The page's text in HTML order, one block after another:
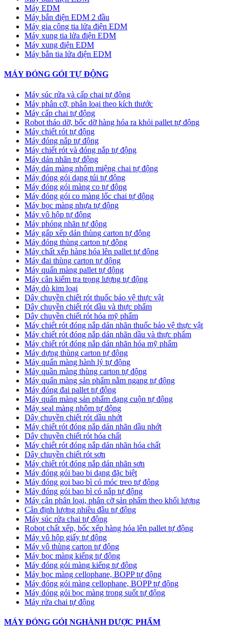
Máy EDM
Máy bắn điện EDM 2 đầu
Máy gia công tia lửa điện EDM
Máy xung tia lửa điện EDM
Máy xung điện EDM
Máy bắn tia lửa điện EDM
MÁY ĐÓNG GÓI TỰ ĐỘNG
Máy súc rửa và cấp chai tự động
Máy phân cỡ, phân loại theo kích thước
Máy cấp chai tự động
Robot tháo dỡ, bốc dỡ hàng hóa ra khỏi pallet tự động
Máy chiết rót tự động
Máy đóng nắp tự động
Máy chiết rót và đóng nắp tự động
Máy dán nhãn tự động
Máy dán màng nhôm miệng chai tự động
Máy đóng gói dạng túi tự động
Máy đóng gói màng co tự động
Máy đóng gói co màng lốc chai tự động
Máy bọc màng nhựa tự động
Máy vô hộp tự động
Máy phóng nhãn tự động
Máy gấp xếp dán thùng carton tự động
Máy đóng thùng carton tự động
Máy chất xếp hàng hóa lên pallet tự động
Máy đai thùng carton tự động
Máy quấn màng pallet tự động
Máy cân kiểm tra trọng lượng tự động
Máy dò kim loại
Dây chuyền chiết rót thuốc bảo vệ thực vật
Dây chuyền chiết rót dầu và thực phẩm
Dây chuyền chiết rót hóa mỹ phẩm
Máy chiết rót đóng nắp dán nhãn thuốc bảo vệ thực vật
Máy chiết rót đóng nắp dán nhãn dầu và thực phẩm
Máy chiết rót đóng nắp dán nhãn hóa mỹ phẩm
Máy dựng thùng carton tự động
Máy quấn màng hành lý tự động
Máy quần màng thùng carton tự động
Máy quấn màng sản phẩm nằm ngang tự động
Máy đóng đai pallet tự động
Máy quấn màng sản phẩm dạng cuộn tự động
Máy seal màng nhôm tự động
Dây chuyền chiết rót dầu nhớt
Máy chiết rót đóng nắp dán nhãn dầu nhớt
Dây chuyền chiết rót hóa chất
Máy chiết rót đóng nắp dán nhãn hóa chất
Dây chuyền chiết rót sơn
Máy chiết rót đóng nắp dán nhãn sơn
Máy đóng gói bao bi dạng đặc biệt
Máy đóng goi bao bì có móc treo tự động
Máy đóng gói bao bì có nắp tự động
Máy cân phân loại, phân cỡ sản phẩm theo khối lượng
Cân định lượng nhiều đầu tự động
Máy súc rửa chai tự động
Robot chất xếp, bốc xếp hàng hóa lên pallet tự động
Máy vô hộp giấy tự động
Máy vô thùng carton tự động
Máy bọc màng kiếng tự động
Máy đóng gói màng kiếng tự động
Máy bọc màng cellophane, BOPP tự động
Máy đóng gói màng cellophane, BOPP tự động
Máy đóng gói bọc màng trong suốt tự động
Máy rửa chai tự động
MÁY ĐÓNG GÓI NGHÀNH DƯỢC PHẨM